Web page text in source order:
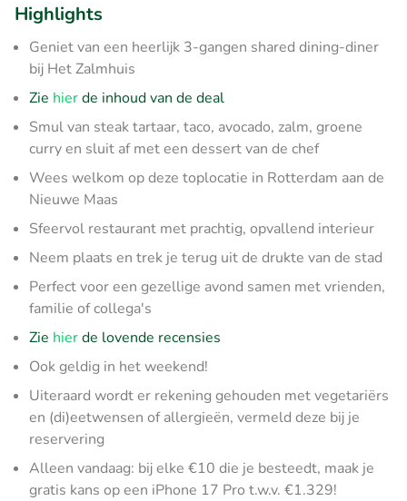
Highlights
Geniet van een heerlijk 3-gangen shared dining-diner
bij Het Zalmhuis
Zie hierde inhoud van de deal
Smul van steak tartaar, taco, avocado, zalm, groene
curry en sluit af met een dessert van de chef
Wees welkom op deze toplocatie in Rotterdam aan de
Nieuwe Maas
Sfeervol restaurant met prachtig, opvallend interieur
Neem plaats en trek je terug uit de drukte van de stad
Perfect voor een gezellige avond samen met vrienden,
familie of collega's
Zie hierde lovende recensies
Ook geldig in het weekend!
Uiteraard wordt er rekening gehouden met vegetariërs
en (di)eetwensen of allergieën, vermeld deze bij je
reservering
Alleen vandaag: bij elke €10 die je besteedt, maak je
gratis kans op een iPhone 17 Pro t.w.v. €1.329!